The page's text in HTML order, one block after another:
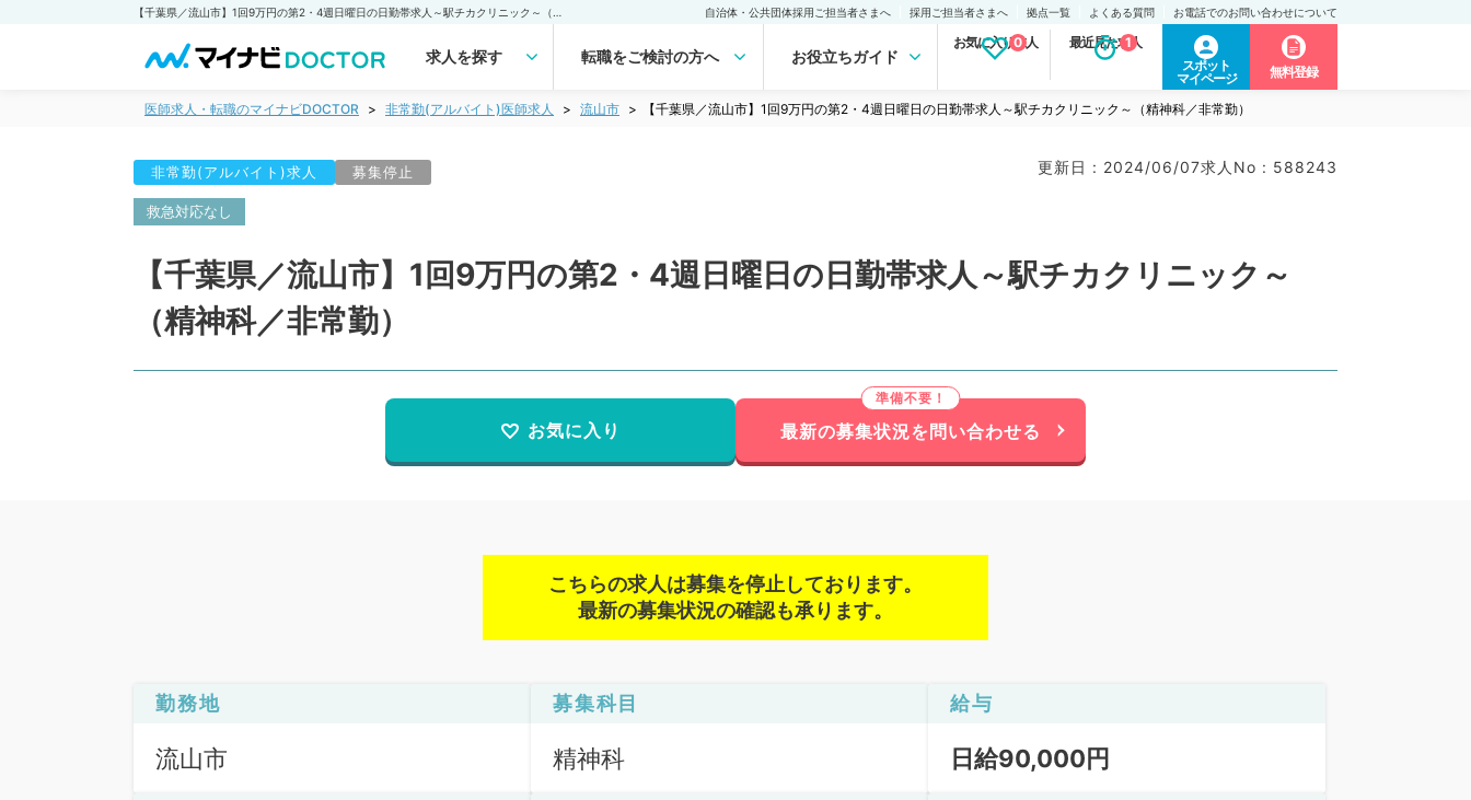
自治体・公共団体採用ご担当者さまへ 採用ご担当者さまへ 拠点一覧 よくある質問 お電話でのお問い合わせについて
求人を探す 転職をご検討の方へ お役立ちガイド
お気に入り求人
0 最近見た求人
1
スポット
マイページ
無料登録
医師求人・転職のマイナビDOCTOR 非常勤(アルバイト)医師求人 流山市 【千葉県／流山市】1回9万円の第2・4週日曜日の日勤帯求人～駅チカクリニック～（精神科／非常勤）
非常勤(アルバイト)求人 募集停止 更新日 : 2024/06/07求人No : 588243
救急対応なし
【千葉県／流山市】1回9万円の第2・4週日曜日の日勤帯求人～駅チカクリニック～
（精神科／非常勤）
お気に入り 最新の募集状況を問い合わせる
こちらの求人は募集を停止しております。
最新の募集状況の確認も承ります。
勤務地
流山市
募集科目
精神科
給与
日給90,000円